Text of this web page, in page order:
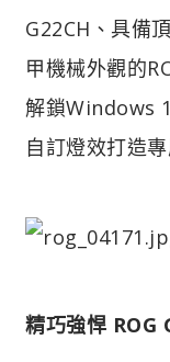
G22CH、具備
甲機械外觀的
解鎖Windows
自訂燈效打造
精巧強悍 ROG